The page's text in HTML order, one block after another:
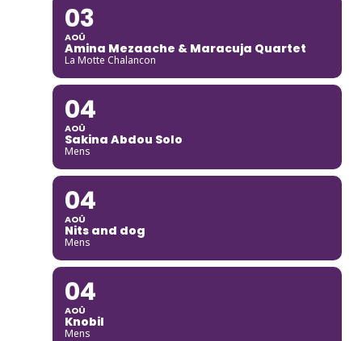
03
AOÛ
Amina Mezaache & Maracuja Quartet
La Motte Chalancon
04
AOÛ
Sakina Abdou Solo
Mens
04
AOÛ
Nits and dog
Mens
04
AOÛ
Knobil
Mens